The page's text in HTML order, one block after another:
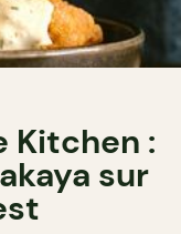
Kitchen :
sur